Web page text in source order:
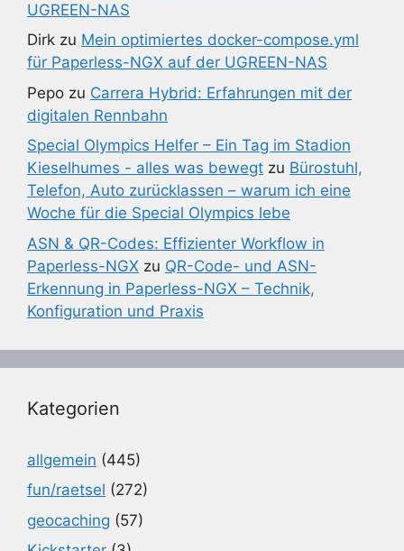
UGREEN-NAS
Dirk zu Mein optimiertes docker-compose.yml
für Paperless-NGX auf der UGREEN-NAS
Pepo zu Carrera Hybrid: Erfahrungen mit der
digitalen Rennbahn
Special Olympics Helfer – Ein Tag im Stadion
Kieselhumes - alles was bewegt zu Bürostuhl,
Telefon, Auto zurücklassen – warum ich eine
Woche für die Special Olympics lebe
ASN & QR-Codes: Effizienter Workflow in
Paperless-NGX zu QR-Code- und ASN-
Erkennung in Paperless-NGX – Technik,
Konfiguration und Praxis
Kategorien
allgemein (445)
fun/raetsel (272)
geocaching (57)